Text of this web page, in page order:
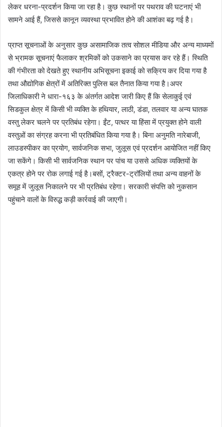
लेकर धरना-प्रदर्शन किया जा रहा है। कुछ स्थानों पर पथराव की घटनाएं भी
सामने आई हैं, जिससे कानून व्यवस्था प्रभावित होने की आशंका बढ़ गई है।
प्राप्त सूचनाओं के अनुसार कुछ असामाजिक तत्व सोशल मीडिया और अन्य माध्यमों
से भ्रामक सूचनाएं फैलाकर श्रमिकों को उकसाने का प्रयास कर रहे हैं। स्थिति
की गंभीरता को देखते हुए स्थानीय अभिसूचना इकाई को सक्रिय कर दिया गया है
तथा औद्योगिक क्षेत्रों में अतिरिक्त पुलिस बल तैनात किया गया है।अपर
जिलाधिकारी ने धारा-१६३ के अंतर्गत आदेश जारी किए हैं कि सेलाकुई एवं
सिडकुल क्षेत्र में किसी भी व्यक्ति के हथियार, लाठी, डंडा, तलवार या अन्य घातक
वस्तु लेकर चलने पर प्रतिबंध रहेगा। ईंट, पत्थर या हिंसा में प्रयुक्त होने वाली
वस्तुओं का संग्रह करना भी प्रतिबंधित किया गया है। बिना अनुमति नारेबाजी,
लाउडस्पीकर का प्रयोग, सार्वजनिक सभा, जुलूस एवं प्रदर्शन आयोजित नहीं किए
जा सकेंगे। किसी भी सार्वजनिक स्थान पर पांच या उससे अधिक व्यक्तियों के
एकत्र होने पर रोक लगाई गई है।बसों, ट्रैक्टर-ट्रॉलियों तथा अन्य वाहनों के
समूह में जुलूस निकालने पर भी प्रतिबंध रहेगा। सरकारी संपत्ति को नुकसान
पहुंचाने वालों के विरुद्ध कड़ी कार्रवाई की जाएगी।